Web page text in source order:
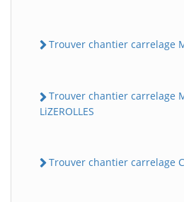
Trouver chantier carrelage
Trouver chantier carrelage
LiZEROLLES
Trouver chantier carrelage